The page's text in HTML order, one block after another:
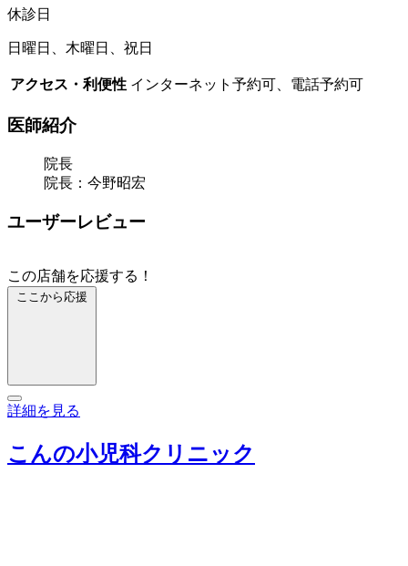
休診日
日曜日、木曜日、祝日
アクセス・利便性 インターネット予約可、電話予約可
医師紹介
院長
院長：今野昭宏
ユーザーレビュー
この店舗を応援する！
ここから応援
詳細を見る
こんの小児科クリニック